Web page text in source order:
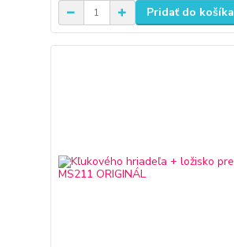
Pridať do košíka